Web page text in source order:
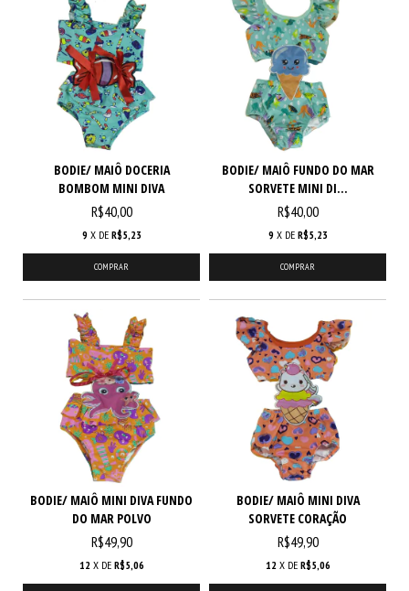
BODIE/ MAIÔ DOCERIA
BOMBOM MINI DIVA
R$40,00
9 X DE R$5,23
COMPRAR
BODIE/ MAIÔ FUNDO DO MAR
SORVETE MINI DI...
R$40,00
9 X DE R$5,23
COMPRAR
BODIE/ MAIÔ MINI DIVA FUNDO
DO MAR POLVO
R$49,90
12 X DE R$5,06
BODIE/ MAIÔ MINI DIVA
SORVETE CORAÇÃO
R$49,90
12 X DE R$5,06